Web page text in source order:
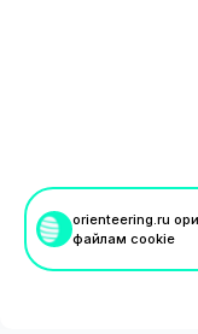
orienteering.ru
файлам cookie